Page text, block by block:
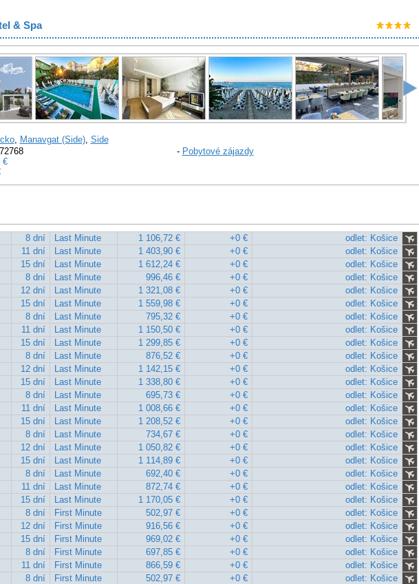
& Spa
, Manavgat (Side), Side
€
- Pobytové zájazdy
8 dní Last Minute 1 106,72 € +0 €
odlet: Košice
11 dní Last Minute 1 403,90 € +0 €
odlet: Košice
15 dní Last Minute 1 612,24 € +0 €
odlet: Košice
8 dní Last Minute 996,46 € +0 €
odlet: Košice
12 dní Last Minute 1 321,08 € +0 €
odlet: Košice
15 dní Last Minute 1 559,98 € +0 €
odlet: Košice
8 dní Last Minute 795,32 € +0 €
odlet: Košice
11 dní Last Minute 1 150,50 € +0 €
odlet: Košice
15 dní Last Minute 1 299,85 € +0 €
odlet: Košice
8 dní Last Minute 876,52 € +0 €
odlet: Košice
12 dní Last Minute 1 142,15 € +0 €
odlet: Košice
15 dní Last Minute 1 338,80 € +0 €
odlet: Košice
8 dní Last Minute 695,73 € +0 €
odlet: Košice
11 dní Last Minute 1 008,66 € +0 €
odlet: Košice
15 dní Last Minute 1 208,52 € +0 €
odlet: Košice
8 dní Last Minute 734,67 € +0 €
odlet: Košice
12 dní Last Minute 1 050,82 € +0 €
odlet: Košice
15 dní Last Minute 1 114,89 € +0 €
odlet: Košice
8 dní Last Minute 692,40 € +0 €
odlet: Košice
11 dní Last Minute 872,74 € +0 €
odlet: Košice
15 dní Last Minute 1 170,05 € +0 €
odlet: Košice
8 dní First Minute 502,97 € +0 €
odlet: Košice
12 dní First Minute 916,56 € +0 €
odlet: Košice
15 dní First Minute 969,02 € +0 €
odlet: Košice
8 dní First Minute 697,85 € +0 €
odlet: Košice
11 dní First Minute 866,59 € +0 €
odlet: Košice
8 dní First Minute 502,97 € +0 € odlet: Košice